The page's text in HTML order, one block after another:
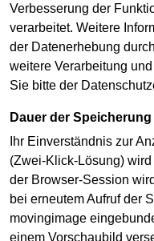
Verbesserung der
verarbeitet. Weitere
der Datenerhebung
weitere Verarbeitung
Sie bitte der
Dauer der Speicherung
Ihr Einverständnis zur
(Zwei-Klick-Lösung)
der Browser-Session
bei erneutem Aufruf der
movingimage
einem Vorschaubild